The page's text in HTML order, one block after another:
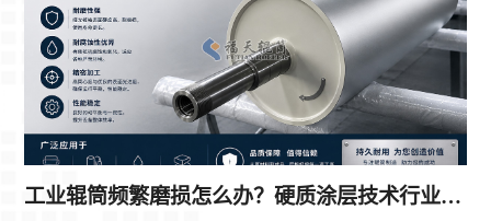
工业辊筒频繁磨损怎么办？硬质涂层技术行业新选择